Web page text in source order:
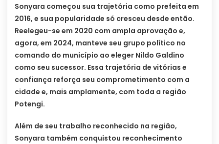
Sonyara começou sua trajetória como prefeita em
2016, e sua popularidade só cresceu desde então.
Reelegeu-se em 2020 com ampla aprovação e,
agora, em 2024, manteve seu grupo político no
comando do município ao eleger Nildo Galdino
como seu sucessor. Essa trajetória de vitórias e
confiança reforça seu comprometimento com a
cidade e, mais amplamente, com toda a região
Potengi.
Além de seu trabalho reconhecido na região,
Sonyara também conquistou reconhecimento